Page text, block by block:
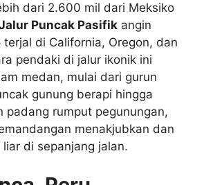
dari 2.600 mil dari Meksiko
Puncak Pasifik angin
terjal di California, Oregon, dan
pendaki di jalur ikonik ini
medan, mulai dari gurun
gunung berapi hingga
padang rumput pegunungan,
menakjubkan dan
di sepanjang jalan.